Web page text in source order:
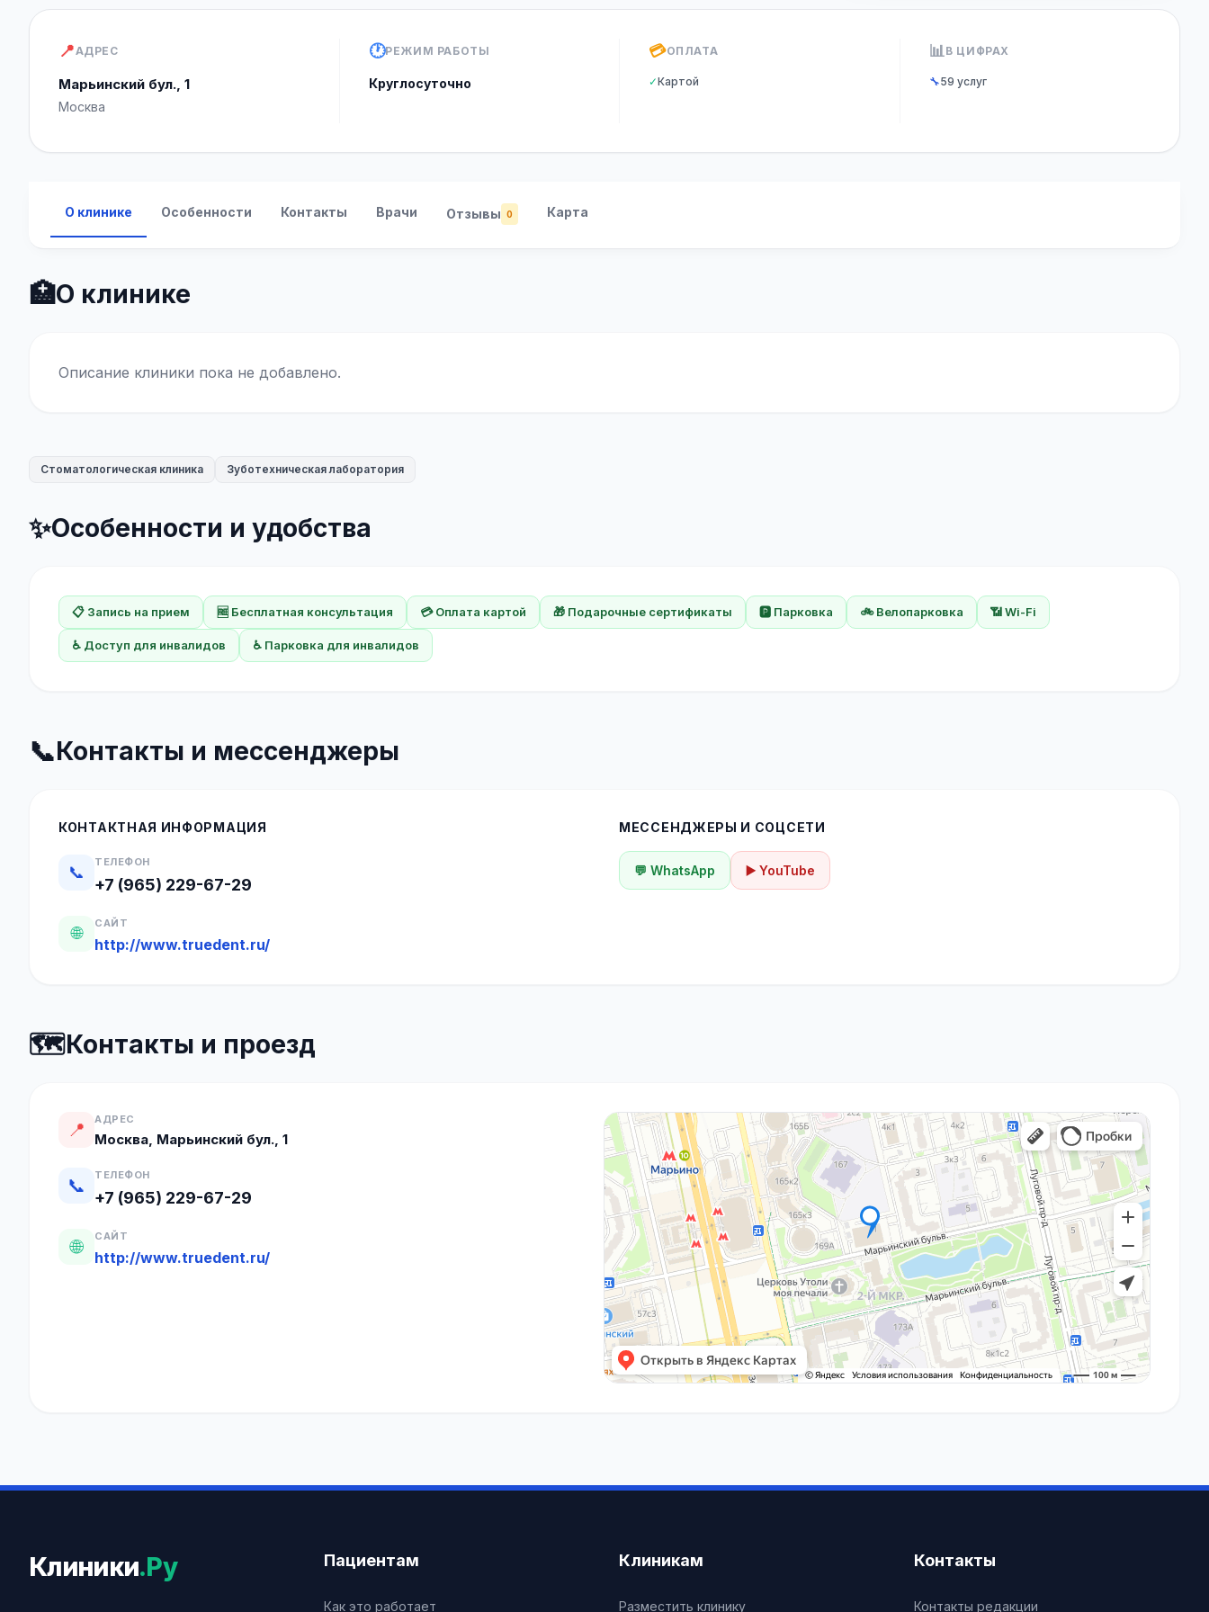
📍АДРЕС
Марьинский бул., 1
Москва
🕐РЕЖИМ РАБОТЫ
Круглосуточно
💳ОПЛАТА
✓Картой
📊В ЦИФРАХ
🔧59 услуг
О клинике Особенности Контакты Врачи Отзывы 0 Карта
🏥О клинике
Описание клиники пока не добавлено.
Стоматологическая клиника Зуботехническая лаборатория
✨Особенности и удобства
📋 Запись на прием 🆓 Бесплатная консультация 💳 Оплата картой 🎁 Подарочные сертификаты 🅿️ Парковка 🚲 Велопарковка 📶 Wi-Fi
♿ Доступ для инвалидов ♿ Парковка для инвалидов
📞Контакты и мессенджеры
КОНТАКТНАЯ ИНФОРМАЦИЯ
📞
ТЕЛЕФОН
+7 (965) 229-67-29
🌐
САЙТ
http://www.truedent.ru/
МЕССЕНДЖЕРЫ И СОЦСЕТИ
💬 WhatsApp ▶️ YouTube
🗺️Контакты и проезд
📍 АДРЕС
Москва, Марьинский бул., 1
📞 ТЕЛЕФОН
+7 (965) 229-67-29
🌐 САЙТ
http://www.truedent.ru/
Клиники.Ру Пациентам
Как это работает
Клиникам
Разместить клинику
Контакты
Контакты редакции